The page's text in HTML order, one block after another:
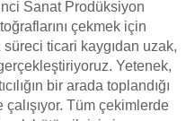
Sanat Prodüksiyon
çekmek için
ticari kaygıdan uzak,
Yetenek,
bir arada toplandığı
Tüm çekimlerde